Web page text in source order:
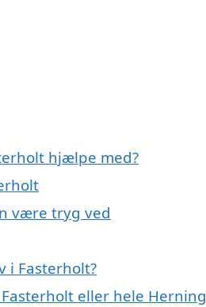
hjælpe med?
være tryg ved
i Fasterholt?
eller hele Herning